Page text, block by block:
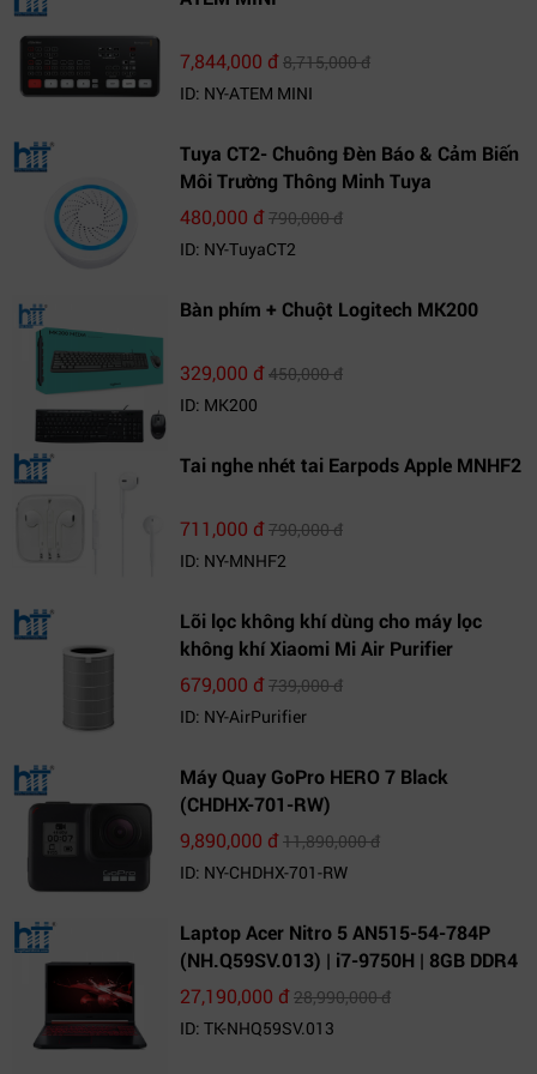
7,844,000 đ8,715,000 đ
ID: NY-ATEM MINI
Tuya CT2- Chuông Đèn Báo & Cảm Biến
Môi Trường Thông Minh Tuya
480,000 đ790,000 đ
ID: NY-TuyaCT2
Bàn phím + Chuột Logitech MK200
329,000 đ450,000 đ
ID: MK200
Tai nghe nhét tai Earpods Apple MNHF2
711,000 đ790,000 đ
ID: NY-MNHF2
Lõi lọc không khí dùng cho máy lọc
không khí Xiaomi Mi Air Purifier
679,000 đ739,000 đ
ID: NY-AirPurifier
Máy Quay GoPro HERO 7 Black
(CHDHX-701-RW)
9,890,000 đ11,890,000 đ
ID: NY-CHDHX-701-RW
Laptop Acer Nitro 5 AN515-54-784P
(NH.Q59SV.013) | i7-9750H | 8GB DDR4
| 1TB HDD | GeForce GTX 1650 4GB |
27,190,000 đ28,990,000 đ
ID: TK-NHQ59SV.013